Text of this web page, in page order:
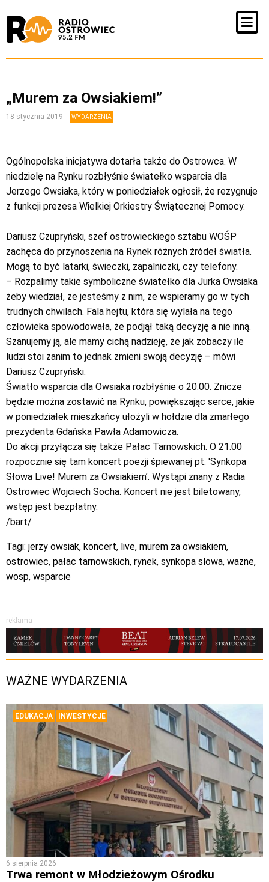
„Murem za Owsiakiem!”
18 stycznia 2019 WYDARZENIA
Ogólnopolska inicjatywa dotarła także do Ostrowca. W
niedzielę na Rynku rozbłyśnie światełko wsparcia dla
Jerzego Owsiaka, który w poniedziałek ogłosił, że rezygnuje
z funkcji prezesa Wielkiej Orkiestry Świątecznej Pomocy.
Dariusz Czupryński, szef ostrowieckiego sztabu WOŚP
zachęca do przynoszenia na Rynek różnych źródeł światła.
Mogą to być latarki, świeczki, zapalniczki, czy telefony.
– Rozpalimy takie symboliczne światełko dla Jurka Owsiaka
żeby wiedział, że jesteśmy z nim, że wspieramy go w tych
trudnych chwilach. Fala hejtu, która się wylała na tego
człowieka spowodowała, że podjął taką decyzję a nie inną.
Szanujemy ją, ale mamy cichą nadzieję, że jak zobaczy ile
ludzi stoi zanim to jednak zmieni swoją decyzję – mówi
Dariusz Czupryński.
Światło wsparcia dla Owsiaka rozbłyśnie o 20.00. Znicze
będzie można zostawić na Rynku, powiększając serce, jakie
w poniedziałek mieszkańcy ułożyli w hołdzie dla zmarłego
prezydenta Gdańska Pawła Adamowicza.
Do akcji przyłącza się także Pałac Tarnowskich. O 21.00
rozpocznie się tam koncert poezji śpiewanej pt. 'Synkopa
Słowa Live! Murem za Owsiakiem’. Wystąpi znany z Radia
Ostrowiec Wojciech Socha. Koncert nie jest biletowany,
wstęp jest bezpłatny.
/bart/
Tagi: jerzy owsiak, koncert, live, murem za owsiakiem,
ostrowiec, pałac tarnowskich, rynek, synkopa slowa, wazne,
wosp, wsparcie
reklama
WAŻNE WYDARZENIA
EDUKACJA INWESTYCJE
6 sierpnia 2026
Trwa remont w Młodzieżowym Ośrodku